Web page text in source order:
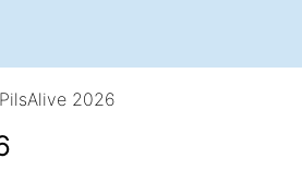
PilsAlive 2026